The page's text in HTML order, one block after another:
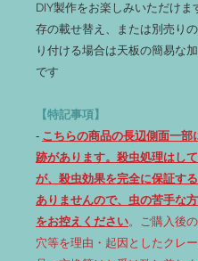
DIY製作をお楽しみいただけ
存の載せ替え、または別売り
り付ける場合は天板の簡易な
です
【特記事項】
‐ こちらの商品の長辺側面一部
跡があります。殺虫処理はし
が、殺虫効果を完全に保証す
ありませんので、虫の苦手な
をお控えください。ご購入後
穴等を理由・起因としたクレ